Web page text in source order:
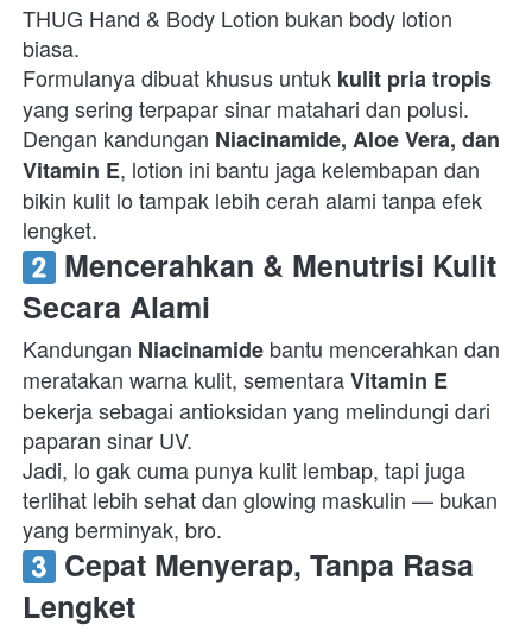
THUG Hand & Body Lotion bukan body lotion
biasa.
Formulanya dibuat khusus untuk kulit pria tropis
yang sering terpapar sinar matahari dan polusi.
Dengan kandungan Niacinamide, Aloe Vera, dan
Vitamin E, lotion ini bantu jaga kelembapan dan
bikin kulit lo tampak lebih cerah alami tanpa efek
lengket.
Mencerahkan & Menutrisi Kulit
Secara Alami
Kandungan Niacinamide bantu mencerahkan dan
meratakan warna kulit, sementara Vitamin E
bekerja sebagai antioksidan yang melindungi dari
paparan sinar UV.
Jadi, lo gak cuma punya kulit lembap, tapi juga
terlihat lebih sehat dan glowing maskulin — bukan
yang berminyak, bro.
Cepat Menyerap, Tanpa Rasa
Lengket